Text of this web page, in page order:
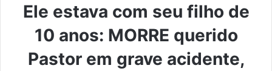
Ele estava com seu filho de
10 anos: MORRE querido
Pastor em grave acidente,